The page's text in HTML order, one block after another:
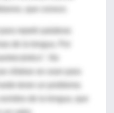
de la lengua. Por
sílabas se usan para
de la lengua, que